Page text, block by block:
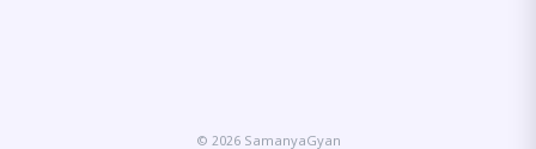
© 2026 SamanyaGyan